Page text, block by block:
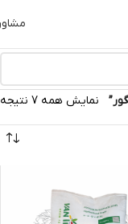
نمایش همه 7 نتیجه